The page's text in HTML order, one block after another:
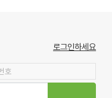
로그인하세요